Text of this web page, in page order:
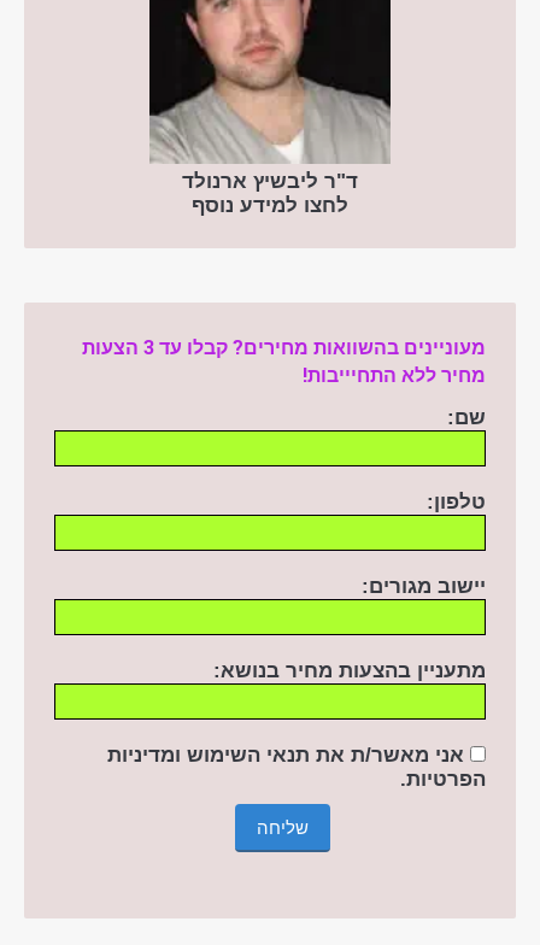
ד"ר ליבשיץ ארנולד
לחצו למידע נוסף
מעוניינים בהשוואות מחירים? קבלו עד 3 הצעות
מחיר ללא התחיייבות!
שם:
טלפון:
יישוב מגורים:
מתעניין בהצעות מחיר בנושא:
אני מאשר/ת את תנאי השימוש ומדיניות
הפרטיות.